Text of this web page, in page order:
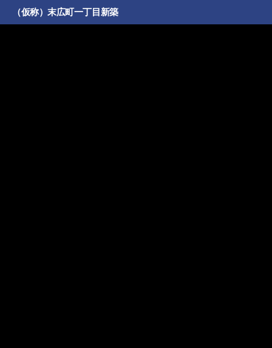
（仮称）末広町一丁目新築